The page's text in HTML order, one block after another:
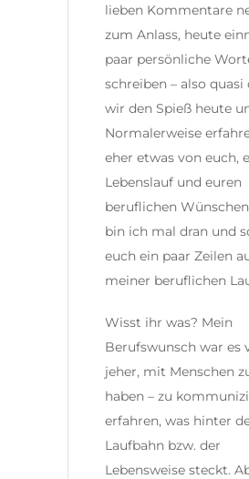
lieben Kommentare
zum Anlass, heute
paar persönliche
schreiben – also quasi
wir den Spieß heute
Normalerweise
eher etwas von euch,
Lebenslauf und euren
beruflichen
bin ich mal dran und
euch ein paar Zeilen
meiner beruflichen
Wisst ihr was? Mein
Berufswunsch war es
jeher, mit Menschen
haben – zu
erfahren, was hinter
Laufbahn bzw. der
Lebensweise steckt.